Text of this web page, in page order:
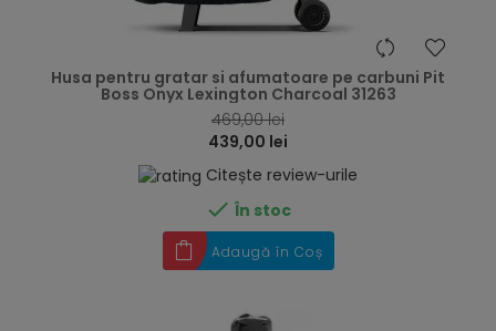
Husa pentru gratar si afumatoare pe carbuni Pit
Boss Onyx Lexington Charcoal 31263
469,00 lei
439,00 lei
Citește review-urile
 În stoc
Adaugă în Coș